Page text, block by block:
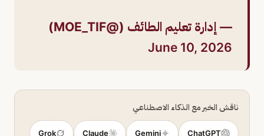
— إدارة تعليم الطائف (@MOE_TIF)
June 10, 2026
ناقش الخبر مع الذكاء الاصطناعي
ChatGPT
Gemini
Claude
Grok